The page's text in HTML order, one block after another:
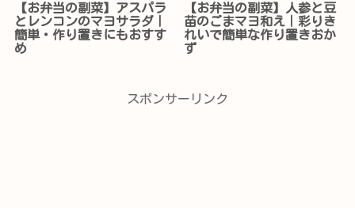
【お弁当の副菜】アスパラ
とレンコンのマヨサラダ｜
簡単・作り置きにもおすす
め
【お弁当の副菜】人参と豆
苗のごまマヨ和え｜彩りき
れいで簡単な作り置きおか
ず
スポンサーリンク